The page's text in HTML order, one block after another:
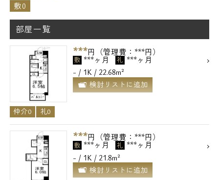
敷0
部屋一覧
***円（管理費：***円）
敷 ***ヶ月 礼 ***ヶ月
- / 1K / 22.68m²
検討リストに追加
仲介0 礼0
***円（管理費：***円）
敷 ***ヶ月 礼 ***ヶ月
- / 1K / 21.8m²
検討リストに追加